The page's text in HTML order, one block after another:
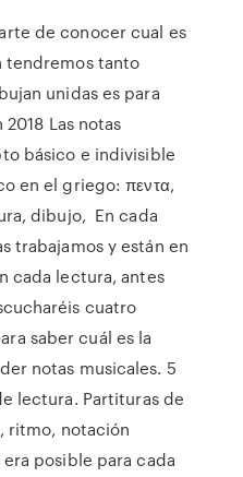
de conocer cual es
tendremos tanto
unidas es para
Las notas
básico e indivisible
en el griego: πεντα,
dibujo, En cada
trabajamos y están en
cada lectura, antes
cuatro
saber cuál es la
notas musicales. 5
lectura. Partituras de
ritmo, notación
posible para cada